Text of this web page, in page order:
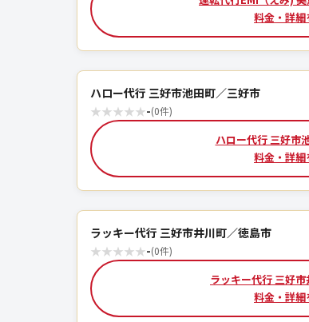
料金・詳細
ハロー代行 三好市池田町／三好市
★★★★★-(0件)
ハロー代行 三好市
料金・詳細
ラッキー代行 三好市井川町／徳島市
★★★★★-(0件)
ラッキー代行 三好
料金・詳細